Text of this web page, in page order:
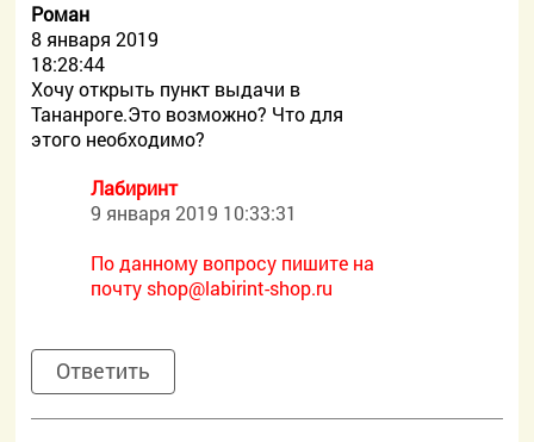
Роман
8 января 2019
18:28:44
Хочу открыть пункт выдачи в
Тананроге.Это возможно? Что для
этого необходимо?
Лабиринт
9 января 2019 10:33:31
По данному вопросу пишите на
почту shop@labirint-shop.ru
Ответить